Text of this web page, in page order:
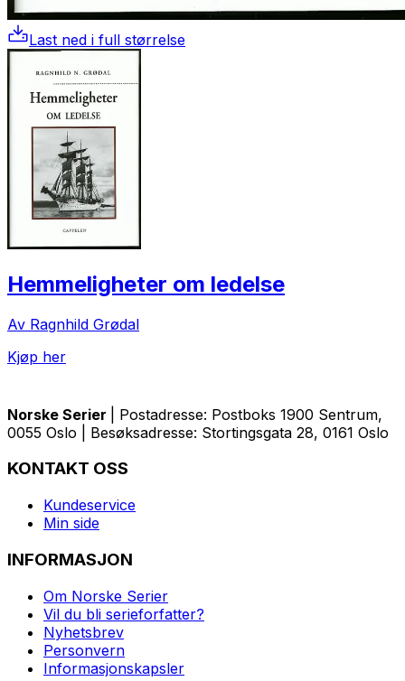
Last ned i full størrelse
Hemmeligheter om ledelse
Av Ragnhild Grødal
Kjøp her
Norske Serier
| Postadresse: Postboks 1900 Sentrum,
0055 Oslo | Besøksadresse: Stortingsgata 28, 0161 Oslo
KONTAKT OSS
Kundeservice
Min side
INFORMASJON
Om Norske Serier
Vil du bli serieforfatter?
Nyhetsbrev
Personvern
Informasjonskapsler